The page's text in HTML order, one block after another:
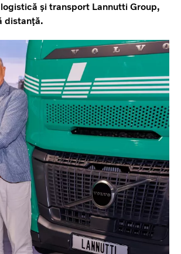
și transport Lannutti Group,
distanță.